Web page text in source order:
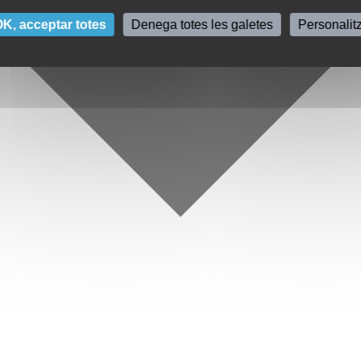
acceptar totes Denega totes les galetes